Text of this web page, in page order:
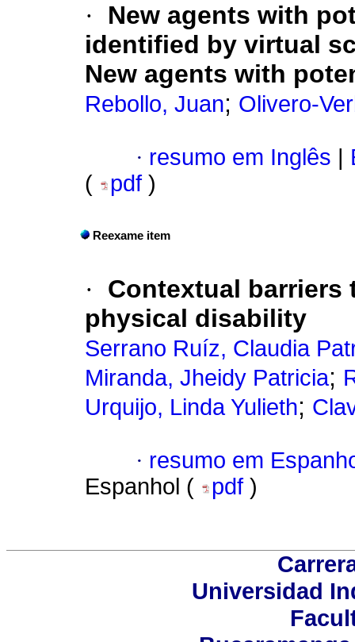
·
New agents with
identified by virtual
New agents with
Rebollo, Juan; Olivero-
· resumo em Inglês
(
pdf )
Reexame item
·
Contextual
physical disability
Serrano Ruíz, Claudia
Miranda, Jheidy Patricia;
Urquijo, Linda Yulieth;
· resumo em
Espanhol (
pdf )
Universidad